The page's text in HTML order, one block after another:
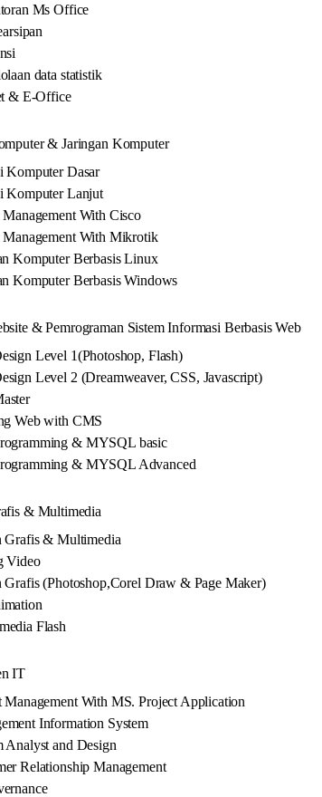
Ms Office
data statistik
& E-Office
& Jaringan Komputer
Komputer Dasar
Komputer Lanjut
With Cisco
With Mikrotik
Komputer Berbasis Linux
Komputer Berbasis Windows
& Pemrograman Sistem Informasi Berbasis Web
Level 1(Photoshop, Flash)
Level 2 (Dreamweaver, CSS, Javascript)
Web with CMS
& MYSQL basic
& MYSQL Advanced
& Multimedia
Grafis & Multimedia
Video
(Photoshop,Corel Draw & Page Maker)
Flash
IT
With MS. Project Application
Information System
Analyst and Design
Relationship Management